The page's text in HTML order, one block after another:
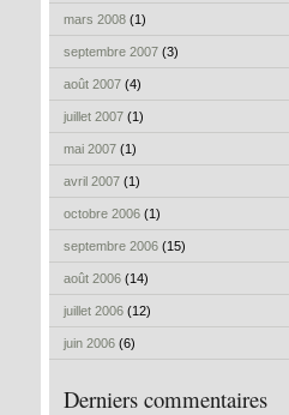
mars 2008 (1)
septembre 2007 (3)
août 2007 (4)
juillet 2007 (1)
mai 2007 (1)
avril 2007 (1)
octobre 2006 (1)
septembre 2006 (15)
août 2006 (14)
juillet 2006 (12)
juin 2006 (6)
Derniers commentaires